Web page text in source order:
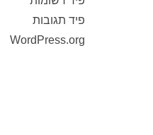
פיד תגובות
WordPress.org